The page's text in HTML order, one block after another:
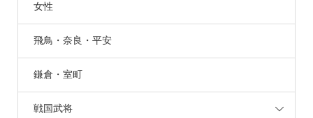
女性
飛鳥・奈良・平安
鎌倉・室町
戦国武将